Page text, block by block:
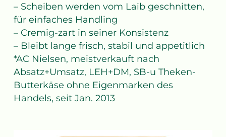
– Scheiben werden vom Laib geschnitten,
für einfaches Handling
– Cremig-zart in seiner Konsistenz
– Bleibt lange frisch, stabil und appetitlich
*AC Nielsen, meistverkauft nach
Absatz+Umsatz, LEH+DM, SB-u Theken-
Butterkäse ohne Eigenmarken des
Handels, seit Jan. 2013